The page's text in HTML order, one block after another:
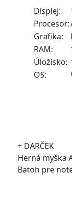
Displej:
Procesor:
Grafika:
RAM:
Úložisko:
OS:
+ DARČEK
Herná myška
Batoh pre